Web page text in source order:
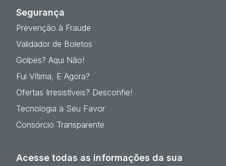
Segurança
Prevenção à Fraude
Validador de Boletos
Golpes? Aqui Não!
Fui Vítima, E Agora?
Ofertas Irresistíveis? Desconfie!
Tecnologia a Seu Favor
Consórcio Transparente
Acesse todas as informações da sua